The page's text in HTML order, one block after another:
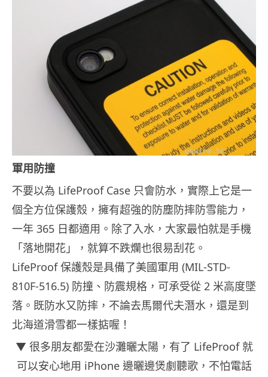
軍用防撞
不要以為 LifeProof Case 只會防水，實際上它是一
個全方位保護殼，擁有超強的防塵防摔防雪能力，
一年 365 日都適用。除了入水，大家最怕就是手機
「落地開花」，就算不跌爛也很易刮花。
LifeProof 保護殼是具備了美國軍用 (MIL-STD-
810F-516.5) 防撞、防震規格，可承受從 2 米高度墜
落。既防水又防摔，不論去馬爾代夫潛水，還是到
北海道滑雪都一樣掂喔！
▼ 很多朋友都愛在沙灘曬太陽，有了 LifeProof 就
可以安心地用 iPhone 邊曬邊煲劇聽歌，不怕電話